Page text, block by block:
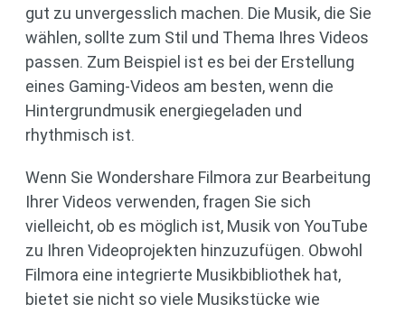
gut zu unvergesslich machen. Die Musik, die Sie
wählen, sollte zum Stil und Thema Ihres Videos
passen. Zum Beispiel ist es bei der Erstellung
eines Gaming-Videos am besten, wenn die
Hintergrundmusik energiegeladen und
rhythmisch ist.
Wenn Sie Wondershare Filmora zur Bearbeitung
Ihrer Videos verwenden, fragen Sie sich
vielleicht, ob es möglich ist, Musik von YouTube
zu Ihren Videoprojekten hinzuzufügen. Obwohl
Filmora eine integrierte Musikbibliothek hat,
bietet sie nicht so viele Musikstücke wie